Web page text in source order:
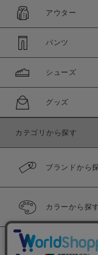
アウター
パンツ
シューズ
グッズ
カテゴリから探す
ブランドから
カラーから探す
履き比べ可能